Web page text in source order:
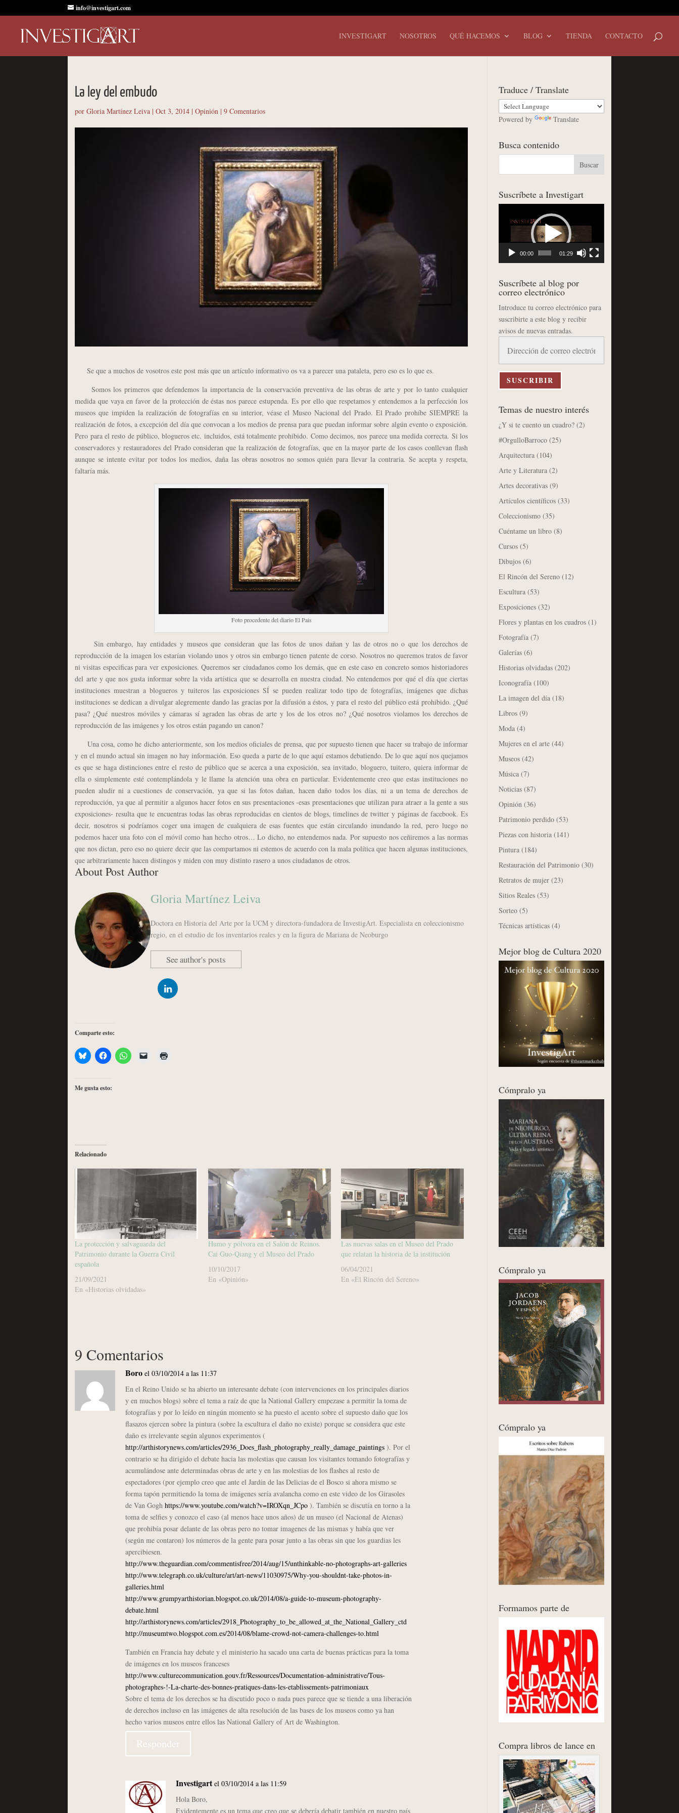
info@investigart.com
INVESTIGART NOSOTROS QUÉ HACEMOS BLOG TIENDA CONTACTO
La ley del embudo
porGloria Martínez Leiva |Oct 3, 2014 |Opinión |9 Comentarios
Se que a muchos de vosotros este post más que un artículo informativo os va a parecer una pataleta, pero eso es lo que es.
Somos los primeros que defendemos la importancia de la conservación preventiva de las obras de arte y por lo tanto cualquier
medida que vaya en favor de la protección de éstas nos parece estupenda. Es por ello que respetamos y entendemos a la perfección los
museos que impiden la realización de fotografías en su interior, véase el Museo Nacional del Prado. El Prado prohíbe SIEMPRE la
realización de fotos, a excepción del día que convocan a los medios de prensa para que puedan informar sobre algún evento o exposición.
Pero para el resto de público, blogueros etc. incluidos, está totalmente prohibido. Como decimos, nos parece una medida correcta. Si los
conservadores y restauradores del Prado consideran que la realización de fotografías, que en la mayor parte de los casos conllevan flash
aunque se intente evitar por todos los medios, daña las obras nosotros no somos quién para llevar la contraria. Se acepta y respeta,
faltaría más.
Foto procedente del diario El Pais
Sin embargo, hay entidades y museos que consideran que las fotos de unos dañan y las de otros no o que los derechos de
reproducción de la imagen los estarían violando unos y otros sin embargo tienen patente de corso. Nosotros no queremos tratos de favor
ni visitas especificas para ver exposiciones. Queremos ser ciudadanos como los demás, que en este caso en concreto somos historiadores
del arte y que nos gusta informar sobre la vida artística que se desarrolla en nuestra ciudad. No entendemos por qué el día que ciertas
instituciones muestran a blogueros y tuiteros las exposiciones SÍ se pueden realizar todo tipo de fotografías, imágenes que dichas
instituciones se dedican a divulgar alegremente dando las gracias por la difusión a éstos, y para el resto del público está prohibido. ¿Qué
pasa? ¿Qué nuestros móviles y cámaras sí agraden las obras de arte y los de los otros no? ¿Qué nosotros violamos los derechos de
reproducción de las imágenes y los otros están pagando un canon?
Una cosa, como he dicho anteriormente, son los medios oficiales de prensa, que por supuesto tienen que hacer su trabajo de informar
y en el mundo actual sin imagen no hay información. Eso queda a parte de lo que aquí estamos debatiendo. De lo que aquí nos quejamos
es que se haga distinciones entre el resto de público que se acerca a una exposición, sea invitado, bloguero, tuitero, quiera informar de
ella o simplemente esté contemplándola y le llame la atención una obra en particular. Evidentemente creo que estas instituciones no
pueden aludir ni a cuestiones de conservación, ya que si las fotos dañan, hacen daño todos los días, ni a un tema de derechos de
reproducción, ya que al permitir a algunos hacer fotos en sus presentaciones -esas presentaciones que utilizan para atraer a la gente a sus
exposiciones- resulta que te encuentras todas las obras reproducidas en cientos de blogs, timelines de twitter y páginas de facebook. Es
decir, nosotros si podríamos coger una imagen de cualquiera de esas fuentes que están circulando inundando la red, pero luego no
podemos hacer una foto con el móvil como han hecho otros… Lo dicho, no entendemos nada. Por supuesto nos ceñiremos a las normas
que nos dictan, pero eso no quiere decir que las compartamos ni estemos de acuerdo con la mala política que hacen algunas instituciones,
que arbitrariamente hacen distingos y miden con muy distinto rasero a unos ciudadanos de otros.
About Post Author
Gloria Martínez Leiva
Doctora en Historia del Arte por la UCM y directora-fundadora de InvestigArt. Especialista en coleccionismo
regio, en el estudio de los inventarios reales y en la figura de Mariana de Neoburgo
See author's posts
Comparte esto:
Me gusta esto:
Relacionado
La protección y salvaguarda del
Patrimonio durante la Guerra Civil
española
21/09/2021
En «Historias olvidadas»
Humo y pólvora en el Salón de Reinos.
Cai Guo-Qiang y el Museo del Prado
10/10/2017
En «Opinión»
Las nuevas salas en el Museo del Prado
que relatan la historia de la institución
06/04/2021
En «El Rincón del Sereno»
9 Comentarios
Boro el 03/10/2014 a las 11:37
En el Reino Unido se ha abierto un interesante debate (con intervenciones en los principales diarios
y en muchos blogs) sobre el tema a raíz de que la National Gallery empezase a permitir la toma de
fotografías y por lo leído en ningún momento se ha puesto el acento sobre el supuesto daño que los
flasazos ejercen sobre la pintura (sobre la escultura el daño no existe) porque se considera que este
daño es irrelevante según algunos experimentos (
http://arthistorynews.com/articles/2936_Does_flash_photography_really_damage_paintings ). Por el
contrario se ha dirigido el debate hacia las molestias que causan los visitantes tomando fotografías y
acumulándose ante determinadas obras de arte y en las molestias de los flashes al resto de
espectadores (por ejemplo creo que ante el Jardín de las Delicias de el Bosco si ahora mismo se
forma tapón permitiendo la toma de imágenes sería avalancha como en este video de los Girasoles
de Van Goghhttps://www.youtube.com/watch?v=IROXqn_JCpo ). También se discutía en torno a la
toma de selfies y conozco el caso (al menos hace unos años) de un museo (el Nacional de Atenas)
que prohibía posar delante de las obras pero no tomar imagenes de las mismas y había que ver
(según me contaron) los números de la gente para posar junto a las obras sin que los guardias les
apercibiesen.
http://www.theguardian.com/commentisfree/2014/aug/15/unthinkable-no-photographs-art-galleries
http://www.telegraph.co.uk/culture/art/art-news/11030975/Why-you-shouldnt-take-photos-in-
galleries.html
http://www.grumpyarthistorian.blogspot.co.uk/2014/08/a-guide-to-museum-photography-
debate.html
http://arthistorynews.com/articles/2918_Photography_to_be_allowed_at_the_National_Gallery_ctd
http://museumtwo.blogspot.com.es/2014/08/blame-crowd-not-camera-challenges-to.html
También en Francia hay debate y el ministerio ha sacado una carta de buenas prácticas para la toma
de imágenes en los museos franceses
http://www.culturecommunication.gouv.fr/Ressources/Documentation-administrative/Tous-
photographes-!-La-charte-des-bonnes-pratiques-dans-les-etablissements-patrimoniaux
Sobre el tema de los derechos se ha discutido poco o nada pues parece que se tiende a una liberación
de derechos incluso en las imágenes de alta resolución de las bases de los museos como ya han
hecho varios museos entre ellos las National Gallery of Art de Washington.
Responder
Investigart el 03/10/2014 a las 11:59
Hola Boro,
Evidentemente es un tema que creo que se debería debatir también en nuestro país
Traduce / Translate
Powered by Translate
Busca contenido
Suscríbete a Investigart
00:00 01:29
Suscríbete al blog por
correo electrónico
Introduce tu correo electrónico para
suscribirte a este blog y recibir
avisos de nuevas entradas.
correo
electrónico
SUSCRIBIR
Temas de nuestro interés
¿Y si te cuento un cuadro? (2)
#OrgulloBarroco (25)
Arquitectura (104)
Arte y Literatura (2)
Artes decorativas (9)
Artículos científicos (33)
Coleccionismo (35)
Cuéntame un libro (8)
Cursos (5)
Dibujos (6)
El Rincón del Sereno (12)
Escultura (53)
Exposiciones (32)
Flores y plantas en los cuadros (1)
Fotografía (7)
Galerías (6)
Historias olvidadas (202)
Iconografía (100)
La imagen del día (18)
Libros (9)
Moda (4)
Mujeres en el arte (44)
Museos (42)
Música (7)
Noticias (87)
Opinión (36)
Patrimonio perdido (53)
Piezas con historia (141)
Pintura (184)
Restauración del Patrimonio (30)
Retratos de mujer (23)
Sitios Reales (53)
Sorteo (5)
Técnicas artísticas (4)
Mejor blog de Cultura 2020
Cómpralo ya
Cómpralo ya
Cómpralo ya
Formamos parte de
Compra libros de lance en